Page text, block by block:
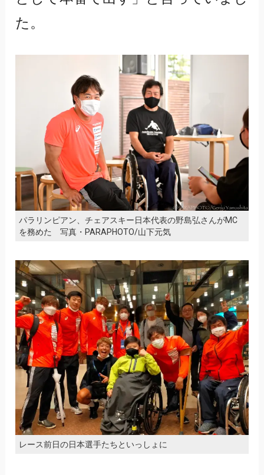
た。
パラリンピアン、チェアスキー日本代表の野島弘さんがMC
を務めた 写真・PARAPHOTO/山下元気
レース前日の日本選手たちといっしょに